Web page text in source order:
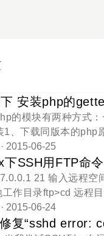
下 安装php的
的模块有两种方式
1、下载同版本的php
local/php/bin/
的路径根据自己系统
重启php即可
· 2015-06-25
下SSH用FTP命令
21 输入远程空
工作目录ftp>cd 远程
即可关闭ftp>mput 文
命令参数。FTP> cd
· 2015-06-24
复“sshd error: